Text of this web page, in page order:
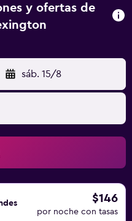
instalaciones o cerca del
un recargo).
y ofertas de
sáb. 15/8
$146
por noche con tasas